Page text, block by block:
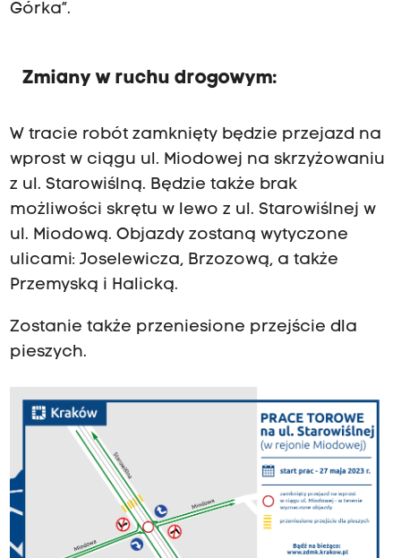
Górka”.
Zmiany w ruchu drogowym:
W tracie robót zamknięty będzie przejazd na
wprost w ciągu ul. Miodowej na skrzyżowaniu
z ul. Starowiślną. Będzie także brak
możliwości skrętu w lewo z ul. Starowiślnej w
ul. Miodową. Objazdy zostaną wytyczone
ulicami: Joselewicza, Brzozową, a także
Przemyską i Halicką.
Zostanie także przeniesione przejście dla
pieszych.